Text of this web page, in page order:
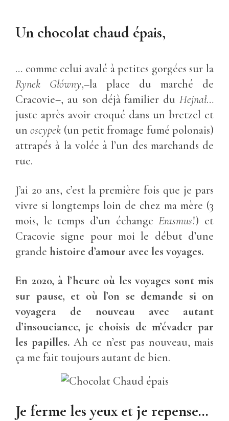
Un chocolat chaud épais,
… comme celui avalé à petites gorgées sur la
Rynek Główny,–la place du marché de
Cracovie–, au son déjà familier du Hejnał…
juste après avoir croqué dans un bretzel et
unoscypek (un petit fromage fumé polonais)
attrapés à la volée à l’un des marchands de
rue.
J’ai 20 ans, c’est la première fois que je pars
vivre si longtemps loin de chez ma mère (3
mois, le temps d’un échangeErasmus!) et
Cracovie signe pour moi le début d’une
grande histoire d’amour avec les voyages.
En 2020, à l’heure où les voyages sont mis
sur pause, et où l’on se demande si on
voyagera de nouveau avec autant
d’insouciance, je choisis de m’évader par
les papilles. Ah ce n’est pas nouveau, mais
ça me fait toujours autant de bien.
Je ferme les yeux et je repense…